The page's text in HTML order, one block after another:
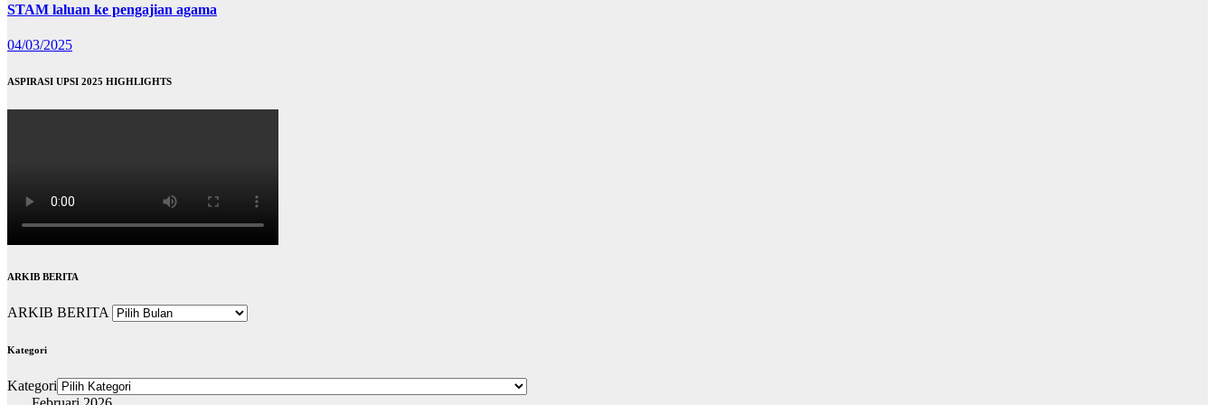
STAM laluan ke pengajian agama
04/03/2025
ASPIRASI UPSI 2025 HIGHLIGHTS
ARKIB BERITA
ARKIB BERITA
Kategori
Kategori